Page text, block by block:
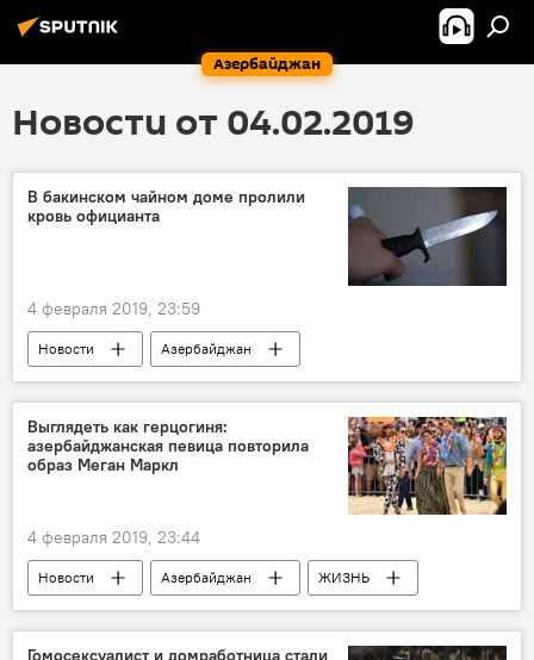
Азербайджан
Новости от 04.02.2019
В бакинском чайном доме пролили
кровь официанта
4 февраля 2019, 23:59
Новости
Азербайджан
Происшествия
ЖИЗНЬ
Выглядеть как герцогиня:
азербайджанская певица повторила
образ Меган Маркл
4 февраля 2019, 23:44
Новости Азербайджан ЖИЗНЬ